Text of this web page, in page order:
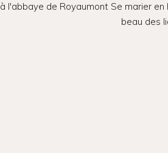
l'abbaye de Royaumont Se marier
beau des